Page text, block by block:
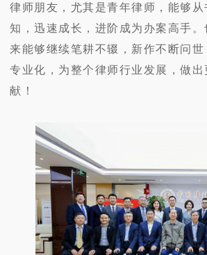
律师朋友，尤其是青年律师，能够从
知，迅速成长，进阶成为办案高手
来能够继续笔耕不辍，新作不断问
专业化，为整个律师行业发展，做
献！